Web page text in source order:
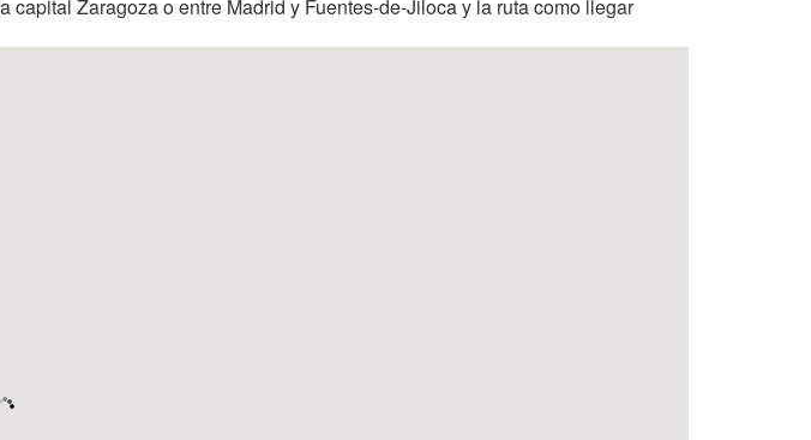
Zaragoza o entre Madrid y Fuentes-de-Jiloca y la ruta como llegar